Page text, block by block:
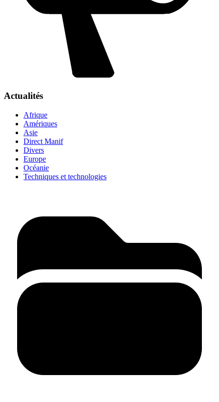
Actualités
Afrique
Amériques
Asie
Direct Manif
Divers
Europe
Océanie
Techniques et technologies